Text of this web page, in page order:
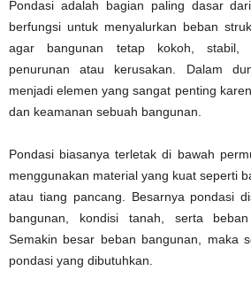
Pondasi adalah bagian paling dasar
berfungsi untuk menyalurkan beban
agar bangunan tetap kokoh, stabil,
penurunan atau kerusakan. Dalam
menjadi elemen yang sangat penting
dan keamanan sebuah bangunan.
Pondasi biasanya terletak di bawah
menggunakan material yang kuat seperti
atau tiang pancang. Besarnya pondasi
bangunan, kondisi tanah, serta
Semakin besar beban bangunan, maka
pondasi yang dibutuhkan.